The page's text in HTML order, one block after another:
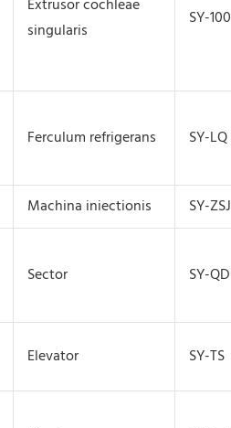
Extrusor cochleae
singularis
SY-100
Ferculum refrigerans SY-LQ
Machina iniectionis SY-ZSJ
Sector SY-QD
Elevator SY-TS